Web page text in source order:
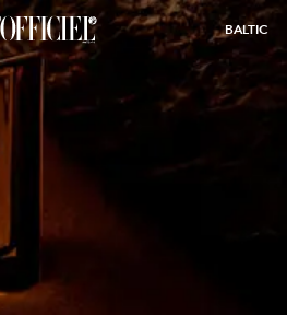
BALTIC